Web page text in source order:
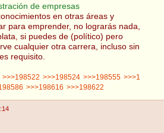
de empresas
en otras áreas y
para emprender, no lograrás nada,
si puedes de (político) pero
cualquier otra carrera, incluso sin
requisito.
>>>198522 >>>198524 >>>198555 >>>1
>>>198616 >>>198622